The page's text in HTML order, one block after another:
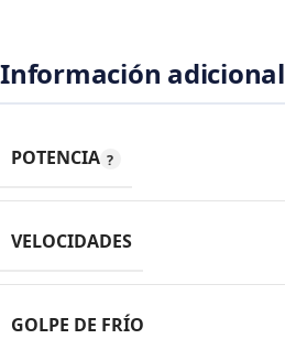
Información adicional
POTENCIA
VELOCIDADES
GOLPE DE FRÍO